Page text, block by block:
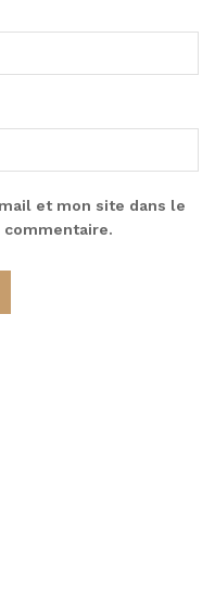
et mon site dans le
commentaire.